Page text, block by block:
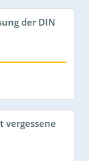
der DIN
vergessene